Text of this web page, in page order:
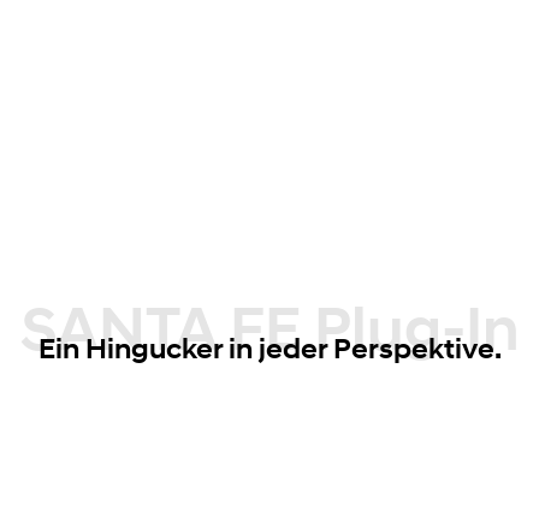
SANTA FE Plug-In
Ein Hingucker in jeder Perspektive.